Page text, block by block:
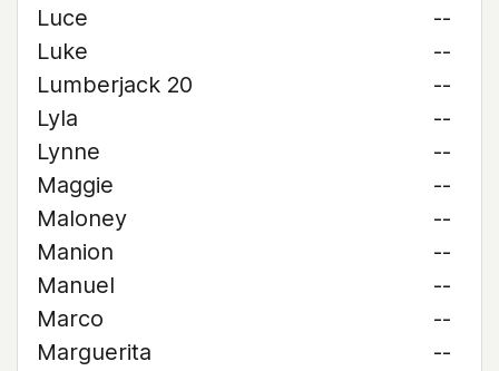
Luce
--
Luke
--
Lumberjack 20
--
Lyla
--
Lynne
--
Maggie
--
Maloney
--
Manion
--
Manuel
--
Marco
--
Marguerita
--